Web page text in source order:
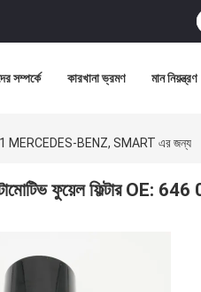
সম্পর্কে কারখানা ভ্রমণ মান নিয়ন্ত্রণ
01 MERCEDES-BENZ, SMART এর জন্য
ফুয়েল ফিল্টার